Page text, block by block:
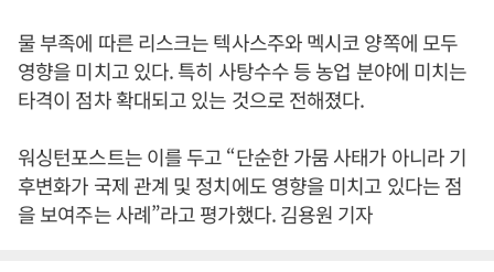
물 부족에 따른 리스크는 텍사스주와 멕시코 양쪽에 모두
영향을 미치고 있다. 특히 사탕수수 등 농업 분야에 미치는
타격이 점차 확대되고 있는 것으로 전해졌다.
워싱턴포스트는 이를 두고 “단순한 가뭄 사태가 아니라 기
후변화가 국제 관계 및 정치에도 영향을 미치고 있다는 점
을 보여주는 사례”라고 평가했다. 김용원 기자